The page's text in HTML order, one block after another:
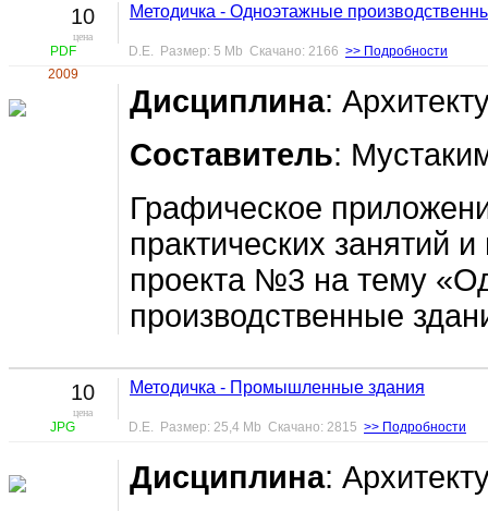
10
цена
PDF
2009
Методичка - Одноэтажные
D.E. Размер: 5 Mb Скачано: 2166 >> Подробности
Дисциплина:
Составитель:
Графическое
практических занятий
проекта №3 на тему
производственные
10
цена
JPG
Методичка - Промышленные здания
D.E. Размер: 25,4 Mb Скачано: 2815 >> Подробности
Дисциплина: